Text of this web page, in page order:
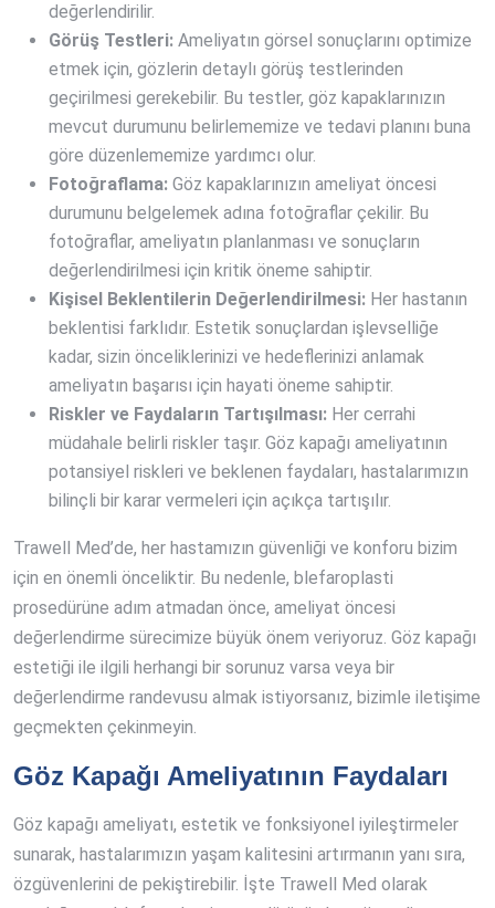
değerlendirilir.
Görüş Testleri: Ameliyatın görsel sonuçlarını optimize
etmek için, gözlerin detaylı görüş testlerinden
geçirilmesi gerekebilir. Bu testler, göz kapaklarınızın
mevcut durumunu belirlememize ve tedavi planını buna
göre düzenlememize yardımcı olur.
Fotoğraflama: Göz kapaklarınızın ameliyat öncesi
durumunu belgelemek adına fotoğraflar çekilir. Bu
fotoğraflar, ameliyatın planlanması ve sonuçların
değerlendirilmesi için kritik öneme sahiptir.
Kişisel Beklentilerin Değerlendirilmesi: Her hastanın
beklentisi farklıdır. Estetik sonuçlardan işlevselliğe
kadar, sizin önceliklerinizi ve hedeflerinizi anlamak
ameliyatın başarısı için hayati öneme sahiptir.
Riskler ve Faydaların Tartışılması: Her cerrahi
müdahale belirli riskler taşır. Göz kapağı ameliyatının
potansiyel riskleri ve beklenen faydaları, hastalarımızın
bilinçli bir karar vermeleri için açıkça tartışılır.
Trawell Med’de, her hastamızın güvenliği ve konforu bizim
için en önemli önceliktir. Bu nedenle, blefaroplasti
prosedürüne adım atmadan önce, ameliyat öncesi
değerlendirme sürecimize büyük önem veriyoruz. Göz kapağı
estetiği ile ilgili herhangi bir sorunuz varsa veya bir
değerlendirme randevusu almak istiyorsanız, bizimle iletişime
geçmekten çekinmeyin.
Göz Kapağı Ameliyatının Faydaları
Göz kapağı ameliyatı, estetik ve fonksiyonel iyileştirmeler
sunarak, hastalarımızın yaşam kalitesini artırmanın yanı sıra,
özgüvenlerini de pekiştirebilir. İşte Trawell Med olarak